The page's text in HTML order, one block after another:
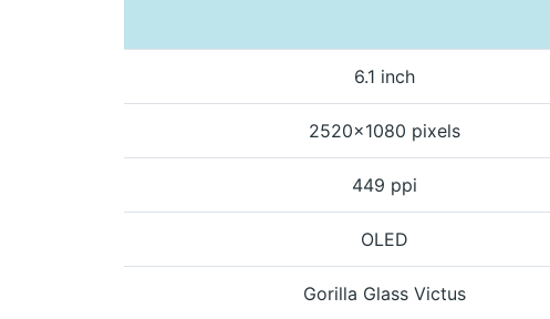
6.1 inch
2520x1080 pixels
449 ppi
OLED
Gorilla Glass Victus